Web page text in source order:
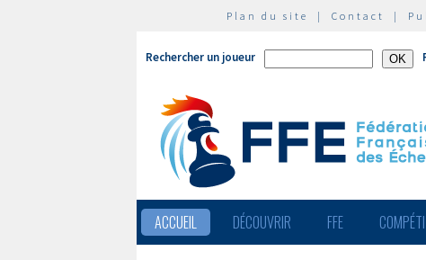
Plan du site | Contact |
Rechercher un joueur
ACCUEIL DÉCOUVRIR FFE